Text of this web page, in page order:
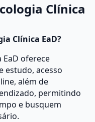
Clínica
Clínica EaD?
EaD oferece
estudo, acesso
além de
permitindo
e busquem